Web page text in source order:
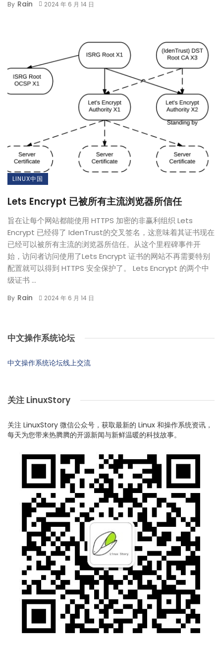
By Rain 2024 年 6 月 14 日
LINUX中国
Lets Encrypt 已被所有主流浏览器所信任
旨在让每个网站都能使用 HTTPS 加密的非赢利组织 Lets
Encrypt 已经得了 IdenTrust的交叉签名，这意味着其证书现在
已经可以被所有主流的浏览器所信任。从这个里程碑事件开
始，访问者访问使用了Lets Encrypt 证书的网站不再需要特别
配置就可以得到 HTTPS 安全保护了。 Lets Encrypt 的两个中
级证书 ...
By Rain 2024 年 6 月 14 日
中文操作系统论坛
中文操作系统论坛线上交流
关注 LinuxStory
关注 LinuxStory 微信公众号，获取最新的 Linux 和操作系统资讯，
每天为您带来热腾腾的开源新闻与新鲜温暖的科技故事。